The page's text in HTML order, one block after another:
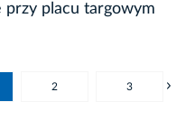
przy placu targowym
2 3